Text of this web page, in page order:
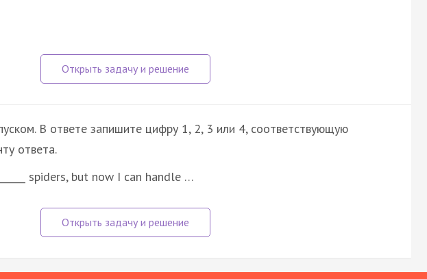
В ответе запишите цифру 1, 2, 3 или 4, соответствующую
ответа.
spiders, but now I can handle …